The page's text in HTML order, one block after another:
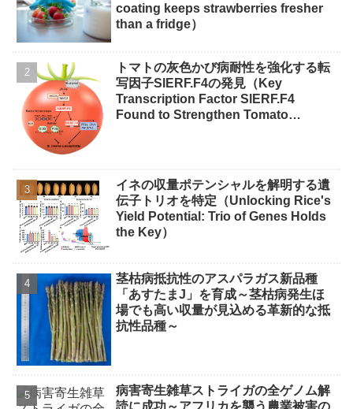
coating keeps strawberries fresher
than a fridge）
トマトの灰色かび病耐性を強化する転
写因子SlERF.F4の発見（Key
Transcription Factor SlERF.F4
Found to Strengthen Tomato
イネの収量ポテンシャルを解明する遺
伝子トリオを特定（Unlocking Rice's
Yield Potential: Trio of Genes Holds
the Key）
茎枯病抵抗性のアスパラガス新品種
「あすたまJ」を育成～茎枯病発生ほ
場でも高い収量が見込める革新的な抵
抗性品種～
病害寄生雑草ストライガの全ゲノム解